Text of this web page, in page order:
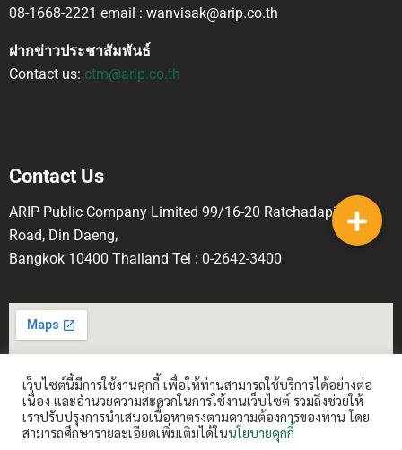
08-1668-2221 email : wanvisak@arip.co.th
ฝากข่าวประชาสัมพันธ์
Contact us: ctm@arip.co.th
Contact Us
ARIP Public Company Limited 99/16-20 Ratchadapisek
Road, Din Daeng,
Bangkok 10400 Thailand Tel : 0-2642-3400
เว็บไซต์นี้มีการใช้งานคุกกี้ เพื่อให้ท่านสามารถใช้บริการได้อย่างต่อ
เนื่อง และอำนวยความสะดวกในการใช้งานเว็บไซต์ รวมถึงช่วยให้
เราปรับปรุงการนำเสนอเนื้อหาตรงตามความต้องการของท่าน โดย
สามารถศึกษารายละเอียดเพิ่มเติมได้ในนโยบายคุกกี้